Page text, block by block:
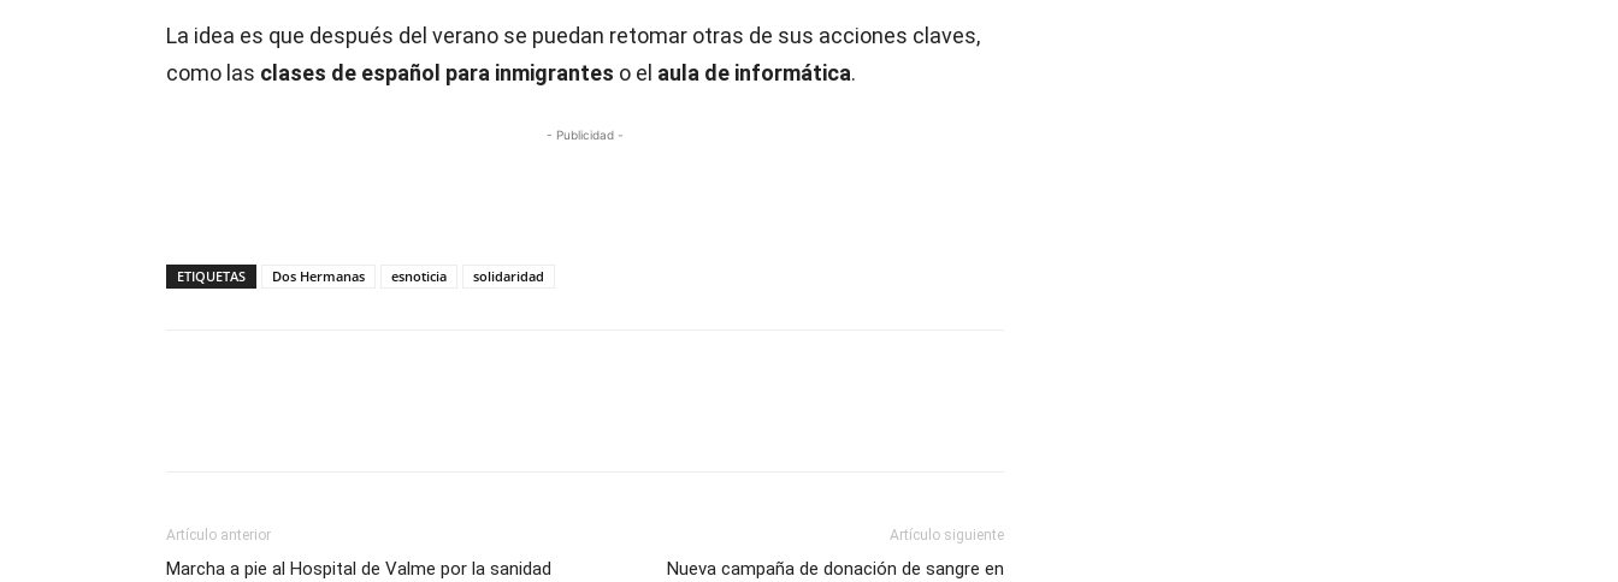
La idea es que después del verano se puedan retomar otras de sus acciones claves,
como las clases de español para inmigrantes o el aula de informática.
- Publicidad -
ETIQUETAS Dos Hermanas esnoticia solidaridad
Artículo anterior
Marcha a pie al Hospital de Valme por la sanidad
Artículo siguiente
Nueva campaña de donación de sangre en